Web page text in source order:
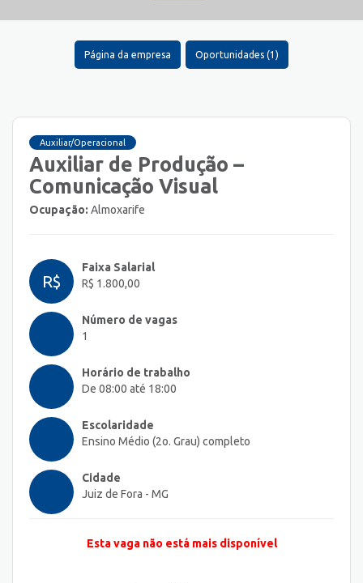
Página da empresa Oportunidades (1)
Auxiliar/Operacional
Auxiliar de Produção –
Comunicação Visual
Ocupação: Almoxarife
R$
Faixa Salarial
R$ 1.800,00
Número de vagas
1
Horário de trabalho
De 08:00 até 18:00
Escolaridade
Ensino Médio (2o. Grau) completo
Cidade
Juiz de Fora - MG
Esta vaga não está mais disponível